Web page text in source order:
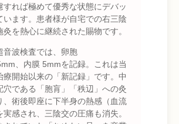
すれば極めて優秀な状態にデバッ
います。患者様が自宅での右三陰
灸を熱心に継続された賜物です。
音波検査では、卵胞
、内膜 5mmを記録。これは当
療開始以来の「新記録」です。中
穴である「胞肓」「秩辺」への灸
、術後即座に下半身の熱感（血流
実感され、三陰交の圧痛も消失。